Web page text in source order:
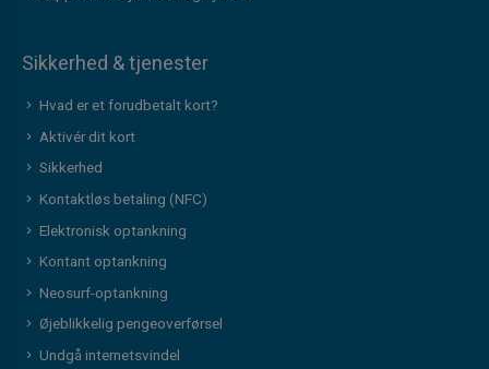
Sikkerhed & tjenester
Hvad er et forudbetalt kort?
Aktivér dit kort
Sikkerhed
Kontaktløs betaling (NFC)
Elektronisk optankning
Kontant optankning
Neosurf-optankning
Øjeblikkelig pengeoverførsel
Undgå internetsvindel